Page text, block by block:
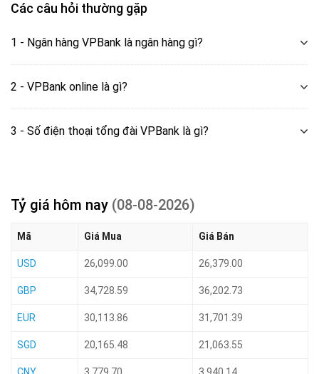
Các câu hỏi thường gặp
1 - Ngân hàng VPBank là ngân hàng gì?
2 - VPBank online là gì?
3 - Số điện thoại tổng đài VPBank là gì?
Tỷ giá hôm nay (08-08-2026)
Mã Giá Mua Giá Bán
USD 26,099.00 26,379.00
GBP 34,728.59 36,202.73
EUR 30,113.86 31,701.39
SGD 20,165.48 21,063.55